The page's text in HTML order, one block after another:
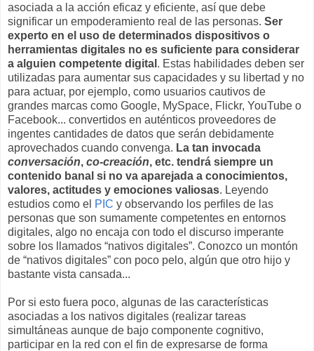
asociada a la acción eficaz y eficiente, así que debe
significar un empoderamiento real de las personas. Ser
experto en el uso de determinados dispositivos o
herramientas digitales no es suficiente para considerar
a alguien competente digital . Estas habilidades deben ser
utilizadas para aumentar sus capacidades y su libertad y no
para actuar, por ejemplo, como usuarios cautivos de
grandes marcas como Google, MySpace, Flickr, YouTube o
Facebook... convertidos en auténticos proveedores de
ingentes cantidades de datos que serán debidamente
aprovechados cuando convenga. La tan invocada
conversación, co-creación, etc. tendrá siempre un
contenido banal si no va aparejada a conocimientos,
valores, actitudes y emociones valiosas. Leyendo
estudios como el PIC y observando los perfiles de las
personas que son sumamente competentes en entornos
digitales, algo no encaja con todo el discurso imperante
sobre los llamados “nativos digitales”. Conozco un montón
de “nativos digitales” con poco pelo, algún que otro hijo y
bastante vista cansada...
Por si esto fuera poco, algunas de las características
asociadas a los nativos digitales (realizar tareas
simultáneas aunque de bajo componente cognitivo,
participar en la red con el fin de expresarse de forma